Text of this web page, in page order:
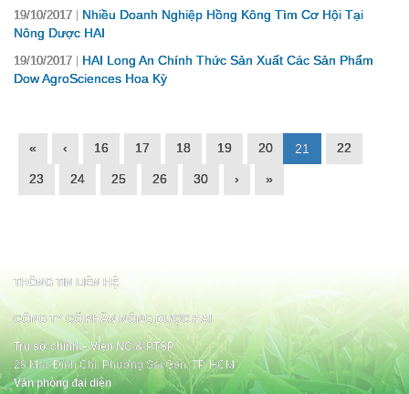
19/10/2017
Nhiều Doanh Nghiệp Hồng Kông Tìm Cơ Hội Tại
Nông Dược HAI
19/10/2017
HAI Long An Chính Thức Sản Xuất Các Sản Phẩm
Dow AgroSciences Hoa Kỳ
« ‹ 16 17 18 19 20 21 22
23 24 25 26 30 › »
THÔNG TIN LIÊN HỆ
CÔNG TY CỔ PHẦN NÔNG DƯỢC HAI
Trụ sở chính – Viện NC & PTSP
28 Mạc Đĩnh Chi, Phường Sài Gòn, TP. HCM
Văn phòng đại diện